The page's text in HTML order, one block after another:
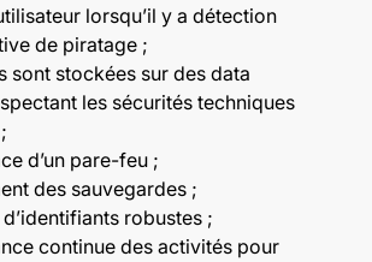
lorsqu’il y a détection
de piratage ;
sont stockées sur des data
les sécurités techniques
d’un pare-feu ;
des sauvegardes ;
d’identifiants robustes ;
continue des activités pour